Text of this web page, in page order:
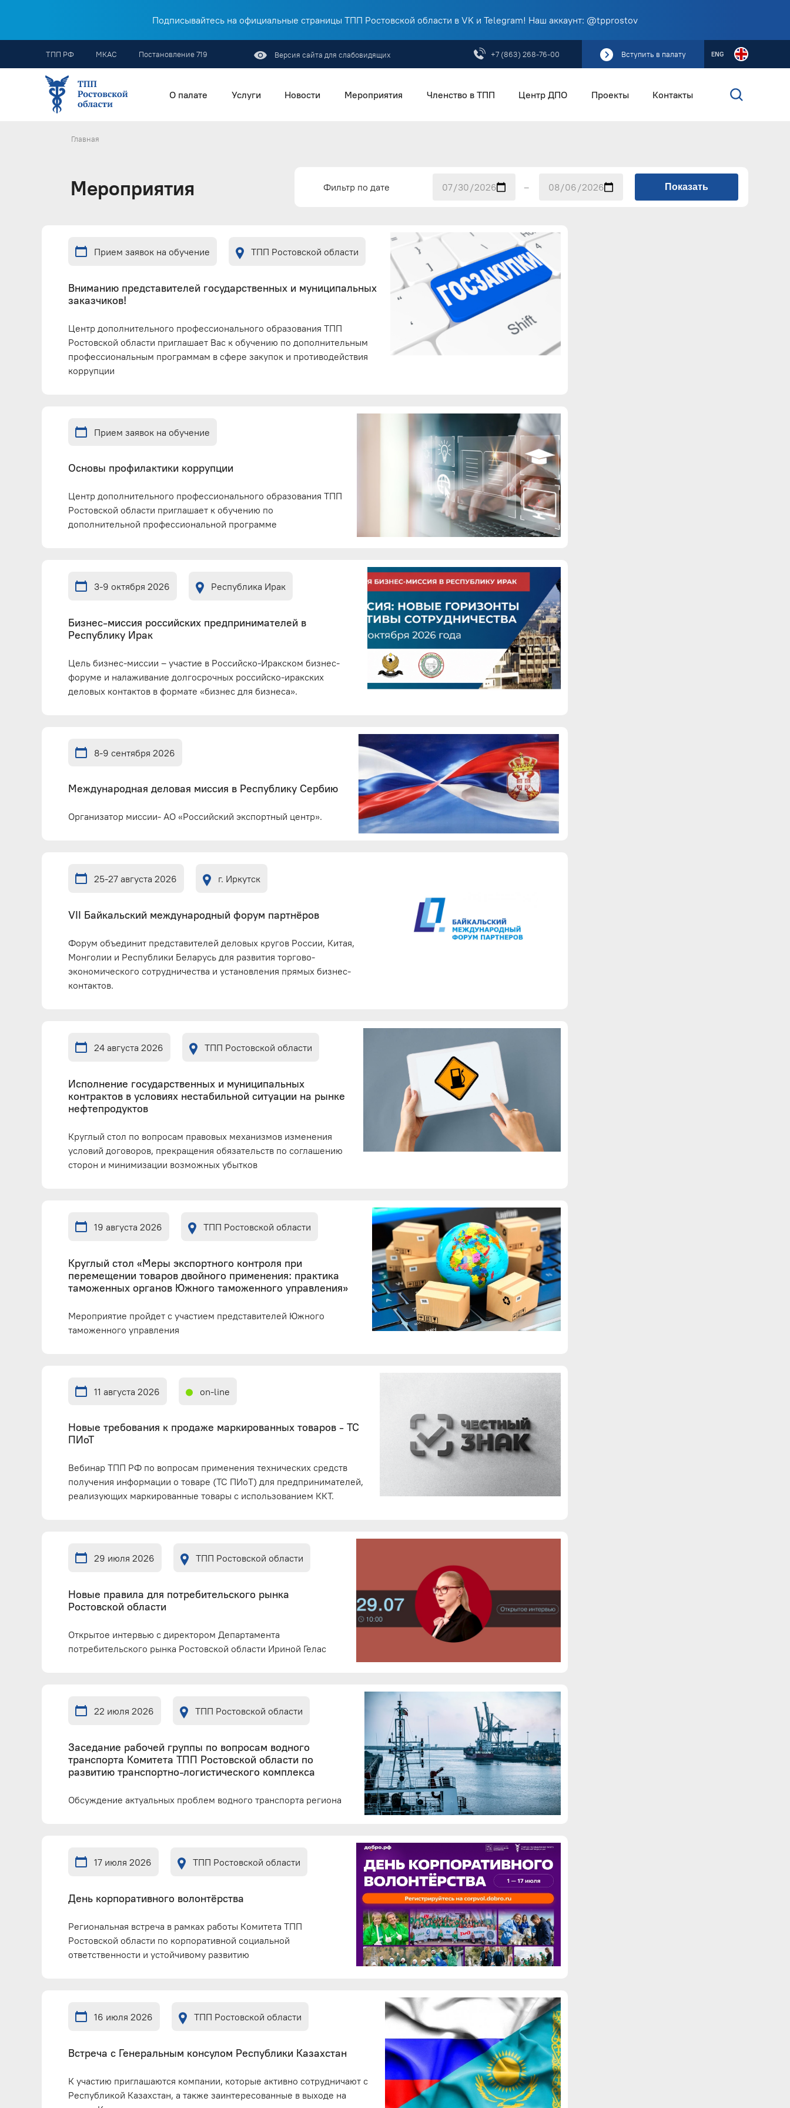
Подписывайтесь на официальные страницы ТПП Ростовской области в VK и Telegram! Наш аккаунт: @tpprostov
ТПП РФ МКАС Постановление 719 Версия сайта для слабовидящих +7 (863) 268-76-00 Вступить в палату ENG
О палате Услуги Новости Мероприятия Членство в ТПП Центр ДПО Проекты Контакты
Главная
Мероприятия Фильтр по дате
Прием заявок на обучение ТПП Ростовской области
Вниманию представителей государственных и муниципальных
заказчиков!
Центр дополнительного профессионального образования ТПП
Ростовской области приглашает Вас к обучению по дополнительным
профессиональным программам в сфере закупок и противодействия
коррупции
Прием заявок на обучение
Основы профилактики коррупции
Центр дополнительного профессионального образования ТПП
Ростовской области приглашает к обучению по
дополнительной профессиональной программе
3-9 октября 2026 Республика Ирак
Бизнес-миссия российских предпринимателей в
Республику Ирак
Цель бизнес-миссии – участие в Российско-Иракском бизнес-
форуме и налаживание долгосрочных российско-иракских
деловых контактов в формате «бизнес для бизнеса».
8-9 сентября 2026
Международная деловая миссия в Республику Сербию
Организатор миссии- АО «Российский экспортный центр».
25-27 августа 2026 г. Иркутск
VII Байкальский международный форум партнёров
Форум объединит представителей деловых кругов России, Китая,
Монголии и Республики Беларусь для развития торгово-
экономического сотрудничества и установления прямых бизнес-
контактов.
24 августа 2026 ТПП Ростовской области
Исполнение государственных и муниципальных
контрактов в условиях нестабильной ситуации на рынке
нефтепродуктов
Круглый стол по вопросам правовых механизмов изменения
условий договоров, прекращения обязательств по соглашению
сторон и минимизации возможных убытков
19 августа 2026 ТПП Ростовской области
Круглый стол «Меры экспортного контроля при
перемещении товаров двойного применения: практика
таможенных органов Южного таможенного управления»
Мероприятие пройдет с участием представителей Южного
таможенного управления
11 августа 2026 on-line
Новые требования к продаже маркированных товаров - ТС
ПИоТ
Вебинар ТПП РФ по вопросам применения технических средств
получения информации о товаре (ТС ПИоТ) для предпринимателей,
реализующих маркированные товары с использованием ККТ.
29 июля 2026 ТПП Ростовской области
Новые правила для потребительского рынка
Ростовской области
Открытое интервью с директором Департамента
потребительского рынка Ростовской области Ириной Гелас
22 июля 2026 ТПП Ростовской области
Заседание рабочей группы по вопросам водного
транспорта Комитета ТПП Ростовской области по
развитию транспортно-логистического комплекса
Обсуждение актуальных проблем водного транспорта региона
17 июля 2026 ТПП Ростовской области
День корпоративного волонтёрства
Региональная встреча в рамках работы Комитета ТПП
Ростовской области по корпоративной социальной
ответственности и устойчивому развитию
16 июля 2026 ТПП Ростовской области
Встреча с Генеральным консулом Республики Казахстан
К участию приглашаются компании, которые активно сотрудничают с
Республикой Казахстан, а также заинтересованные в выходе на